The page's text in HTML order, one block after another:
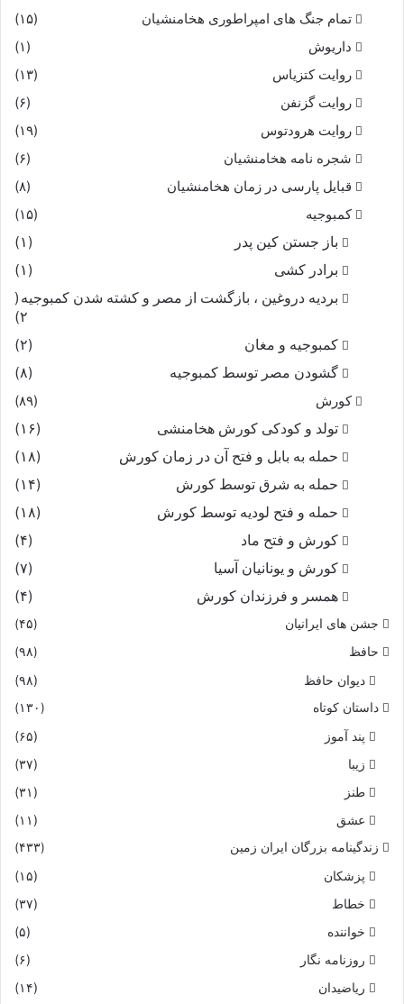
تمام جنگ های امپراطوری هخامنشیان
(۱۵)
داریوش
(۱)
روایت کتزیاس
(۱۳)
روایت گزنفن
(۶)
روایت هرودتوس
(۱۹)
شجره نامه هخامنشیان
(۶)
قبایل پارسی در زمان هخامنشیان
(۸)
کمبوجیه
(۱۵)
باز جستن کین پدر
(۱)
برادر کشی
(۱)
بردیه دروغین ، بازگشت از مصر و کشته شدن کمبوجیه (
۲)
کمبوجیه و مغان
(۲)
گشودن مصر توسط کمبوجیه
(۸)
کورش
(۸۹)
تولد و کودکی کورش هخامنشی
(۱۶)
حمله به بابل و فتح آن در زمان کورش
(۱۸)
حمله به شرق توسط کورش
(۱۴)
حمله و فتح لودیه توسط کورش
(۱۸)
کورش و فتح ماد
(۴)
کورش و یونانیان آسیا
(۷)
همسر و فرزندان کورش
(۴)
جشن های ایرانیان
(۴۵)
حافظ
(۹۸)
دیوان حافظ (۹۸)
داستان کوتاه (۱۳۰)
پند آموز
(۶۵)
زیبا
(۳۷)
طنز
(۳۱)
عشق
(۱۱)
زندگینامه بزرگان ایران زمین (۴۳۳)
پزشکان
(۱۵)
خطاط
(۳۷)
خواننده
(۵)
روزنامه نگار
(۶)
ریاضیدان
(۱۴)